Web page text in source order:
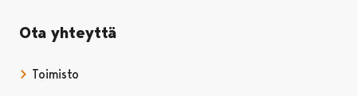
Ota yhteyttä
Toimisto